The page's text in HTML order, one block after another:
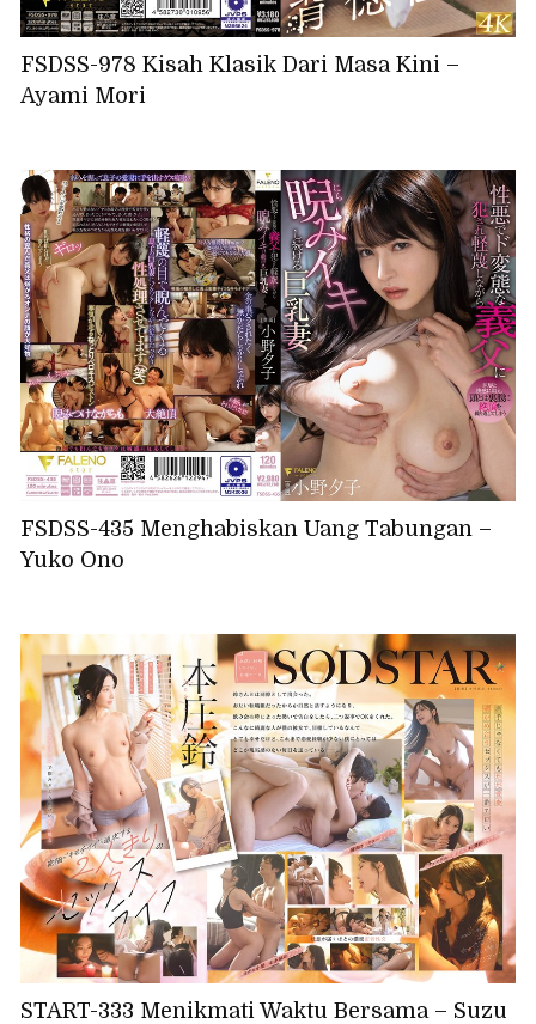
FSDSS-978 Kisah Klasik Dari Masa Kini –
Ayami Mori
FSDSS-435 Menghabiskan Uang Tabungan –
Yuko Ono
START-333 Menikmati Waktu Bersama – Suzu